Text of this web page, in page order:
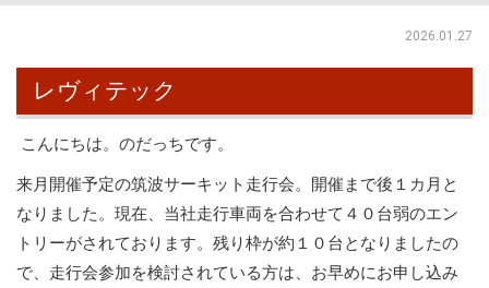
2026.01.27
レヴィテック
こんにちは。のだっちです。
来月開催予定の筑波サーキット走行会。開催まで後１カ月と
なりました。現在、当社走行車両を合わせて４０台弱のエン
トリーがされております。残り枠が約１０台となりましたの
で、走行会参加を検討されている方は、お早めにお申し込み